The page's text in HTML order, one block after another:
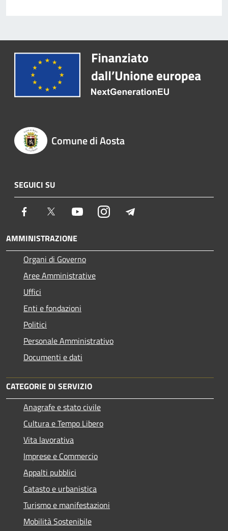
Comune di Aosta
SEGUICI SU
Facebook Twitter YoutubeInstagram
AMMINISTRAZIONE
Organi di Governo
Aree Amministrative
Uffici
Enti e fondazioni
Politici
Personale Amministrativo
Documenti e dati
CATEGORIE DI SERVIZIO
Anagrafe e stato civile
Cultura e Tempo Libero
Vita lavorativa
Imprese e Commercio
Appalti pubblici
Catasto e urbanistica
Turismo e manifestazioni
Mobilità Sostenibile